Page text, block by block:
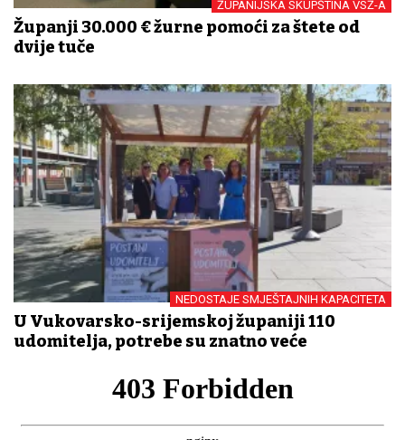
ŽUPANIJSKA SKUPŠTINA VSŽ-A
Županji 30.000 € žurne pomoći za štete od
dvije tuče
NEDOSTAJE SMJEŠTAJNIH KAPACITETA
U Vukovarsko-srijemskoj županiji 110
udomitelja, potrebe su znatno veće